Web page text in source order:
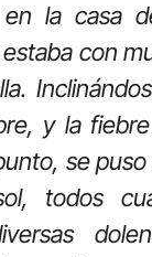
la casa
con
y la
se puso
todos